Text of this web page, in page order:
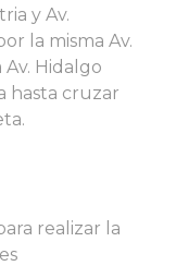
y Av.
la misma Av.
Hidalgo
hasta cruzar
realizar la